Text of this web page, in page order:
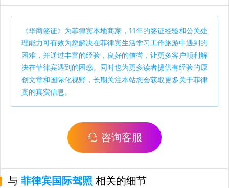
《华商签证》为菲律宾本地商家，11年的签证经验和公关处
理能力可有效为您解决在菲律宾生活学习工作旅游中遇到的
困难，并通过丰富的经验，良好的信誉，让更多客户顺利解
决在菲律宾遇到的困惑。同时也为更多读者提供有经验的原
创文章和国际化视野，长期关注本站您会获取更多关于菲律
宾的真实信息。
咨询客服
与 菲律宾国际驾照 相关的细节